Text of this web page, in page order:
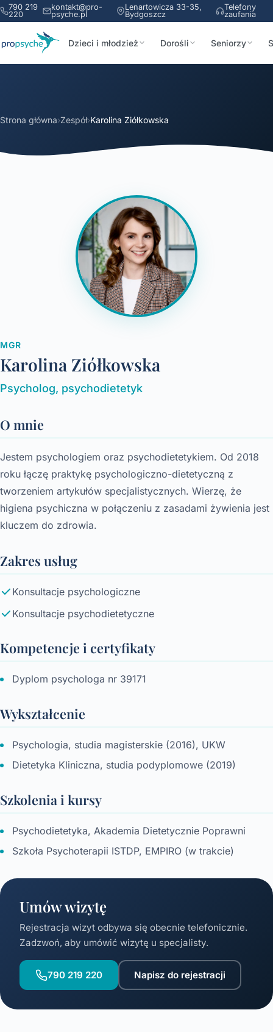
790 219
220
kontakt@pro-
psyche.pl
Lenartowicza 33-35,
Bydgoszcz
Telefony
zaufania
Dzieci i młodzież Dorośli Seniorzy
Strona główna›Zespół›Karolina Ziółkowska
MGR
Karolina Ziółkowska
Psycholog, psychodietetyk
O mnie
Jestem psychologiem oraz psychodietetykiem. Od 2018
roku łączę praktykę psychologiczno-dietetyczną z
tworzeniem artykułów specjalistycznych. Wierzę, że
higiena psychiczna w połączeniu z zasadami żywienia jest
kluczem do zdrowia.
Zakres usług
Konsultacje psychologiczne
Konsultacje psychodietetyczne
Kompetencje i certyfikaty
Dyplom psychologa nr 39171
Wykształcenie
Psychologia, studia magisterskie (2016), UKW
Dietetyka Kliniczna, studia podyplomowe (2019)
Szkolenia i kursy
Psychodietetyka, Akademia Dietetycznie Poprawni
Szkoła Psychoterapii ISTDP, EMPIRO (w trakcie)
Umów wizytę
Rejestracja wizyt odbywa się obecnie telefonicznie.
Zadzwoń, aby umówić wizytę u specjalisty.
790 219 220 Napisz do rejestracji